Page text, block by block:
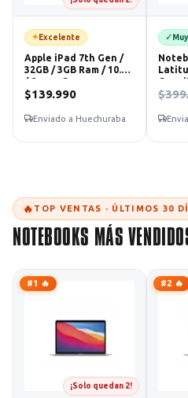
✦Excelente
Apple iPad 7th Gen /
32GB / 3GB Ram / 10.2"
/ Space Gray
$139.990
Enviado a Huechuraba
✓
Core
16GB
🔥 TOP VENTAS · ÚLTIMOS 30
NOTEBOOKS MÁS
#1 🔥
¡Solo quedan 2!
#2 🔥